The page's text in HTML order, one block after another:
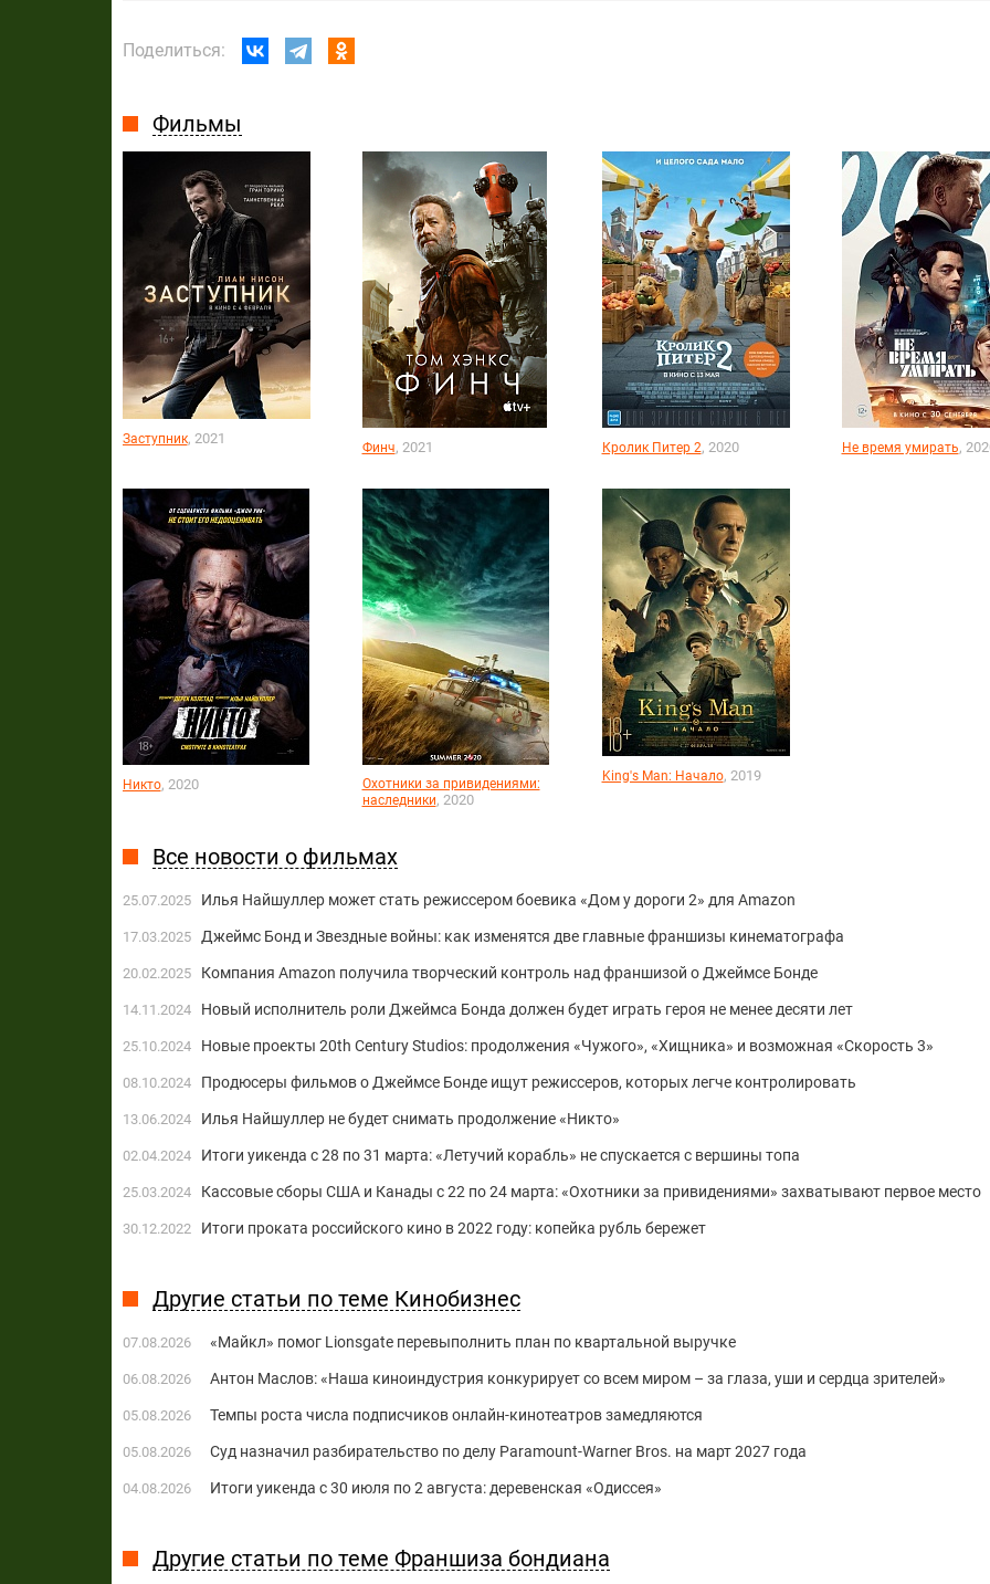
Поделиться:
Фильмы
Заступник, 2021
Финч, 2021 Кролик Питер 2, 2020 Не время умирать,
Никто, 2020
Охотники за привидениями:
наследники, 2020
King's Man: Начало, 2019
Все новости о фильмах
25.07.2025 Илья Найшуллер может стать режиссером боевика «Дом у дороги 2» для Amazon
17.03.2025 Джеймс Бонд и Звездные войны: как изменятся две главные франшизы кинематографа
20.02.2025 Компания Amazon получила творческий контроль над франшизой о Джеймсе Бонде
14.11.2024 Новый исполнитель роли Джеймса Бонда должен будет играть героя не менее десяти лет
25.10.2024 Новые проекты 20th Century Studios: продолжения «Чужого», «Хищника» и возможная «Скорость 3»
08.10.2024 Продюсеры фильмов о Джеймсе Бонде ищут режиссеров, которых легче контролировать
13.06.2024 Илья Найшуллер не будет снимать продолжение «Никто»
02.04.2024 Итоги уикенда с 28 по 31 марта: «Летучий корабль» не спускается с вершины топа
25.03.2024 Кассовые сборы США и Канады с 22 по 24 марта: «Охотники за привидениями» захватывают первое место
30.12.2022 Итоги проката российского кино в 2022 году: копейка рубль бережет
Другие статьи по теме Кинобизнес
07.08.2026 «Майкл» помог Lionsgate перевыполнить план по квартальной выручке
06.08.2026 Антон Маслов: «Наша киноиндустрия конкурирует со всем миром – за глаза, уши и сердца зрителей»
05.08.2026 Темпы роста числа подписчиков онлайн-кинотеатров замедляются
05.08.2026 Суд назначил разбирательство по делу Paramount-Warner Bros. на март 2027 года
04.08.2026 Итоги уикенда с 30 июля по 2 августа: деревенская «Одиссея»
Другие статьи по теме Франшиза бондиана